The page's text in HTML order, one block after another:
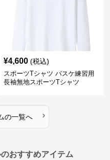
¥4,600 (税込)
スポーツTシャツ バスケ練習用
長袖無地スポーツTシャツ
の一覧へ ›
おすすめアイテム